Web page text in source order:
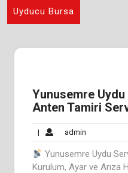
Uyducu Bursa
Yunusemre Uydu
Anten Tamiri
| admin
Yunusemre Uydu
Kurulum, Ayar ve Arıza